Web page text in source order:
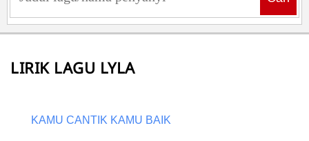
LIRIK LAGU LYLA
KAMU CANTIK KAMU BAIK